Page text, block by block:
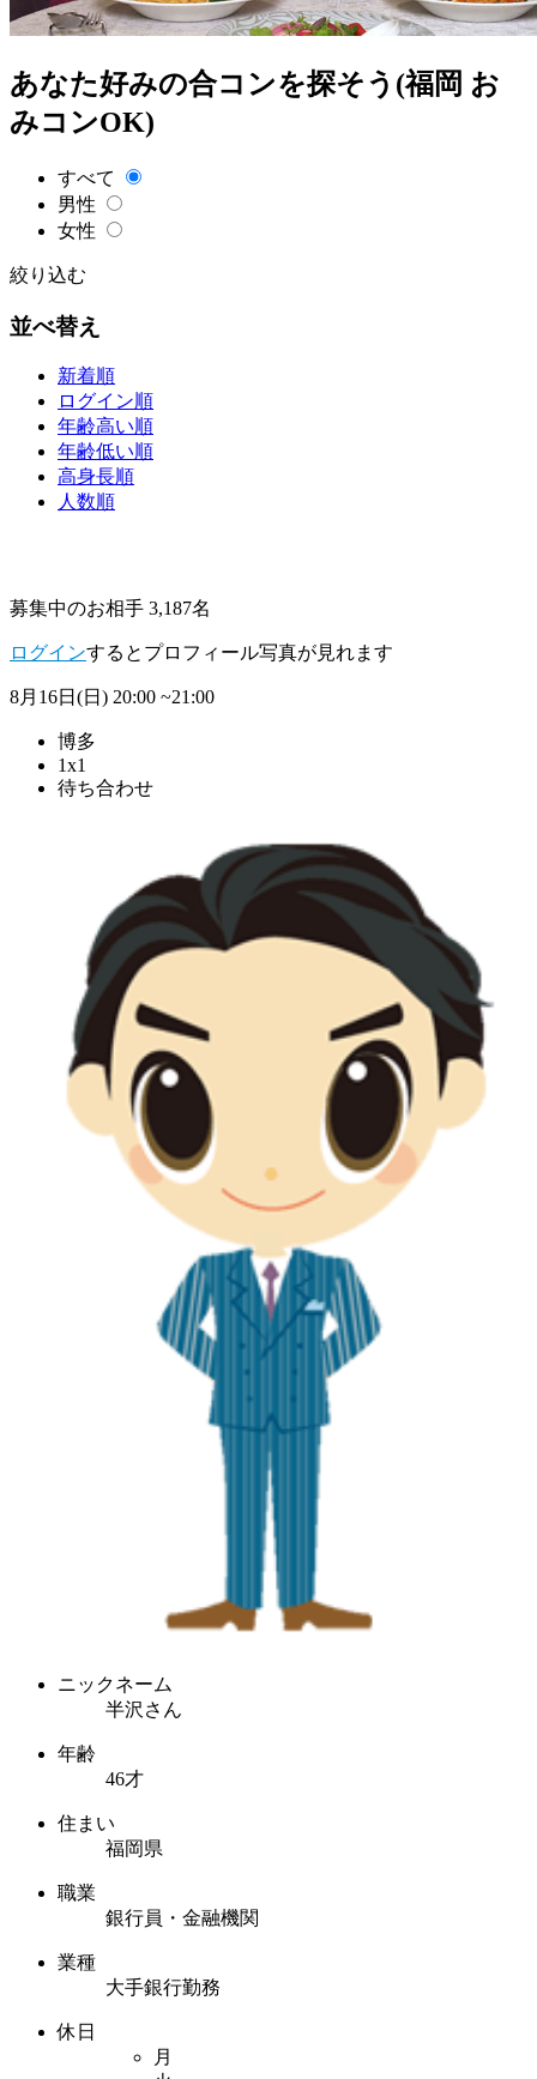
あなた好みの合コンを探そう(福岡 お
みコンOK)
すべて
男性
女性
絞り込む
並べ替え
新着順
ログイン順
年齢高い順
年齢低い順
高身長順
人数順
募集中のお相手 3,187名
ログインするとプロフィール写真が見れます
8月16日(日) 20:00 ~21:00
博多
1x1
待ち合わせ
ニックネーム
半沢さん
年齢
46才
住まい
福岡県
職業
銀行員・金融機関
業種
大手銀行勤務
休日
月